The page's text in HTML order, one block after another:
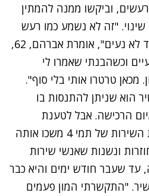
וביקשו ממנה להמתין
שינוי. "זה לא נשמע כמו רעש
של הרתחה, זה רעש מאוד לא נעים", אומרת אברהם, 62,
וכשהבנתי שאמרו לי
מכאן טרטרו אותי בלי סוף".
הוא שניתן להתנסות בו
הרכישה. אבל לטענת
אברהם, המוקדנים בצוות השירות של תמי 4 משכו אותה
ונשנות שאנשי שירות
עד שעבר חודש ימים והיא כבר
"התקשרתי המון פעמים